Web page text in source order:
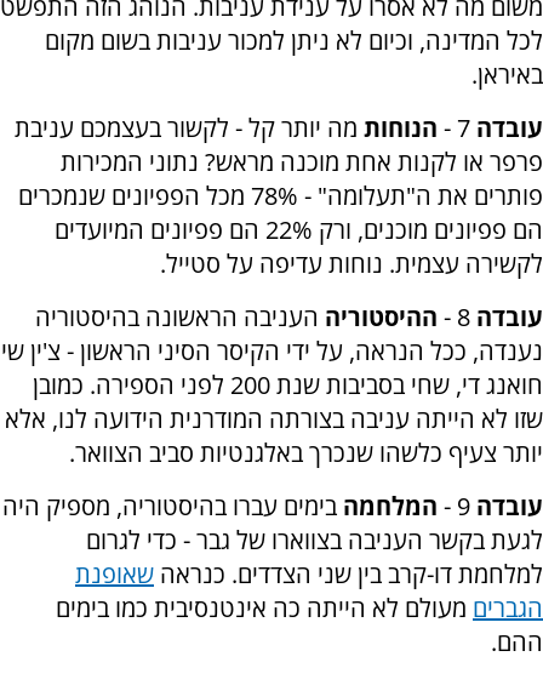
משום מה לא אסרו על ענידת עניבות. הנוהג הזה התפשט
לכל המדינה, וכיום לא ניתן למכור עניבות בשום מקום
באיראן.
עובדה 7 - הנוחות מה יותר קל - לקשור בעצמכם עניבת
פרפר או לקנות אחת מוכנה מראש? נתוני המכירות
פותרים את ה"תעלומה" - 78% מכל הפפיונים שנמכרים
הם פפיונים מוכנים, ורק 22% הם פפיונים המיועדים
לקשירה עצמית. נוחות עדיפה על סטייל.
עובדה 8 - ההיסטוריה העניבה הראשונה בהיסטוריה
נענדה, ככל הנראה, על ידי הקיסר הסיני הראשון - צ'ין שי
חואנג די, שחי בסביבות שנת 200 לפני הספירה. כמובן
שזו לא הייתה עניבה בצורתה המודרנית הידועה לנו, אלא
יותר צעיף כלשהו שנכרך באלגנטיות סביב הצוואר.
עובדה 9 - המלחמה בימים עברו בהיסטוריה, מספיק היה
לגעת בקשר העניבה בצווארו של גבר - כדי לגרום
למלחמת דו-קרב בין שני הצדדים. כנראה שאופנת
הגברים מעולם לא הייתה כה אינטנסיבית כמו בימים
ההם.